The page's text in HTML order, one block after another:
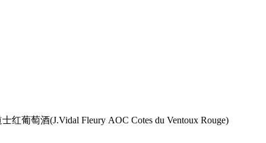
红葡萄酒(J.Vidal Fleury AOC Cotes du Ventoux Rouge)